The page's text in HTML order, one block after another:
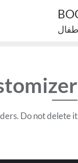
Do not delete it.